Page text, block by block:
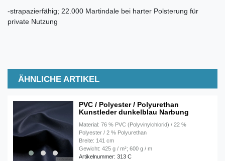
-strapazierfähig; 22.000 Martindale bei harter Polsterung für
private Nutzung
ÄHNLICHE ARTIKEL
PVC / Polyester / Polyurethan
Kunstleder dunkelblau Narbung
Material: 76 % PVC (Polyvinylchlorid) / 22 %
Polyester / 2 % Polyurethan
Breite: 141 cm
Gewicht: 425 g / m²; 600 g / m
Artikelnummer: 313 C